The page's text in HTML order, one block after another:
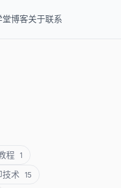
堂博客关于联系
程 1
技术 15